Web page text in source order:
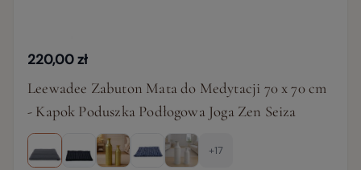
220,00 zł
Leewadee Zabuton Mata do Medytacji 70 x 70 cm
- Kapok Poduszka Podłogowa Joga Zen Seiza
+17